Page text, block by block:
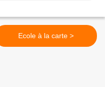
Ecole à la carte >